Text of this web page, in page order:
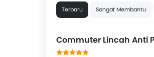
Terbaru Sangat Membantu
Commuter Lincah Anti